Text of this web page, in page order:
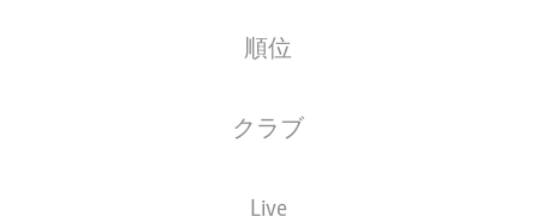
順位
クラブ
Live
スターティングメンバー
金, 05.03.2027 - 日, 07.03.2027